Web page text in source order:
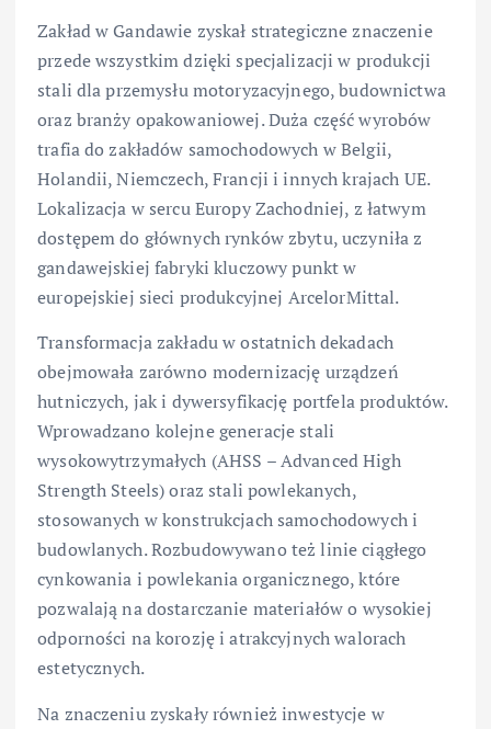
Zakład w Gandawie zyskał strategiczne znaczenie
przede wszystkim dzięki specjalizacji w produkcji
stali dla przemysłu motoryzacyjnego, budownictwa
oraz branży opakowaniowej. Duża część wyrobów
trafia do zakładów samochodowych w Belgii,
Holandii, Niemczech, Francji i innych krajach UE.
Lokalizacja w sercu Europy Zachodniej, z łatwym
dostępem do głównych rynków zbytu, uczyniła z
gandawejskiej fabryki kluczowy punkt w
europejskiej sieci produkcyjnej ArcelorMittal.
Transformacja zakładu w ostatnich dekadach
obejmowała zarówno modernizację urządzeń
hutniczych, jak i dywersyfikację portfela produktów.
Wprowadzano kolejne generacje stali
wysokowytrzymałych (AHSS – Advanced High
Strength Steels) oraz stali powlekanych,
stosowanych w konstrukcjach samochodowych i
budowlanych. Rozbudowywano też linie ciągłego
cynkowania i powlekania organicznego, które
pozwalają na dostarczanie materiałów o wysokiej
odporności na korozję i atrakcyjnych walorach
estetycznych.
Na znaczeniu zyskały również inwestycje w